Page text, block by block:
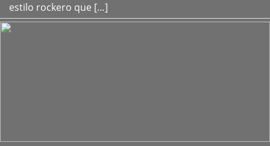
estilo rockero que […]